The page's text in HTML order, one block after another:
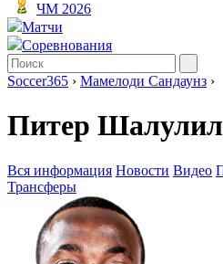
ЧМ 2026
Матчи
Соревнования
Soccer365 › Мамелоди Сандаунз ›
Питер
Вся информация Новости Видео
Трансферы